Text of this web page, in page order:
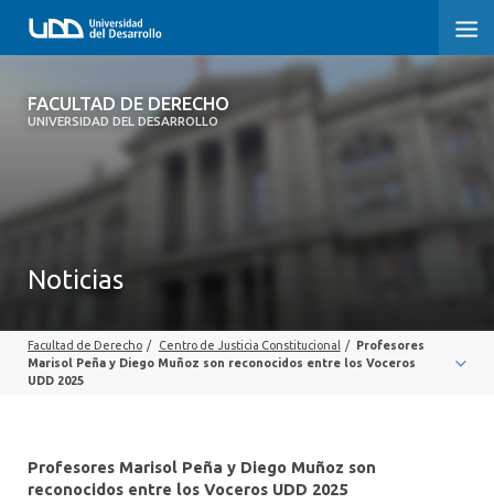
FACULTAD DE DERECHO
UNIVERSIDAD DEL DESARROLLO
FACULTAD DE DERECHO
SOBRE LA FACULTAD
PROFESORES
INTERNACIONAL
Noticias
Facultad de Derecho / Centro de Justicia Constitucional / Profesores
Marisol Peña y Diego Muñoz son reconocidos entre los Voceros
UDD 2025
Profesores Marisol Peña y Diego Muñoz son
reconocidos entre los Voceros UDD 2025